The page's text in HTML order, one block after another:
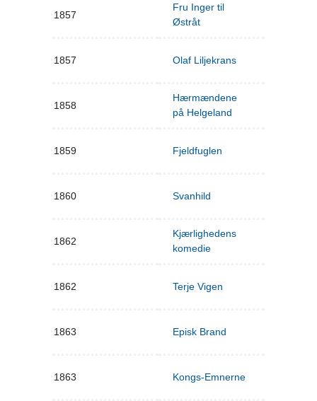
1857
Fru Inger til
Østråt
1857 Olaf Liljekrans
1858
Hærmændene
på Helgeland
1859 Fjeldfuglen
1860 Svanhild
1862
Kjærlighedens
komedie
1862 Terje Vigen
1863 Episk Brand
1863 Kongs-Emnerne